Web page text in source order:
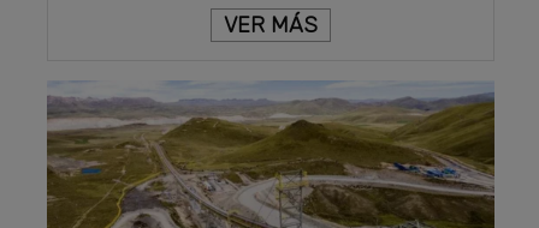
VER MÁS